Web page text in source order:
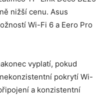
nižší cenu. Asus
Wi-Fi 6 a Eero Pro
vyplatí, pokud
pokrytí Wi-
a konzistentní